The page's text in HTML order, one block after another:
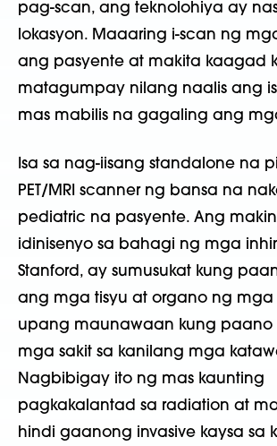
pag-scan, ang teknolohiya ay
lokasyon. Maaaring i-scan ng
ang pasyente at makita kaagad
matagumpay nilang naalis ang
mas mabilis na gagaling ang
Isa sa nag-iisang standalone na
PET/MRI scanner ng bansa na
pediatric na pasyente. Ang
idinisenyo sa bahagi ng mga
Stanford, ay sumusukat kung
ang mga tisyu at organo ng mga
upang maunawaan kung paano
mga sakit sa kanilang mga
Nagbibigay ito ng mas kaunting
pagkakalantad sa radiation at
hindi gaanong invasive kaysa sa